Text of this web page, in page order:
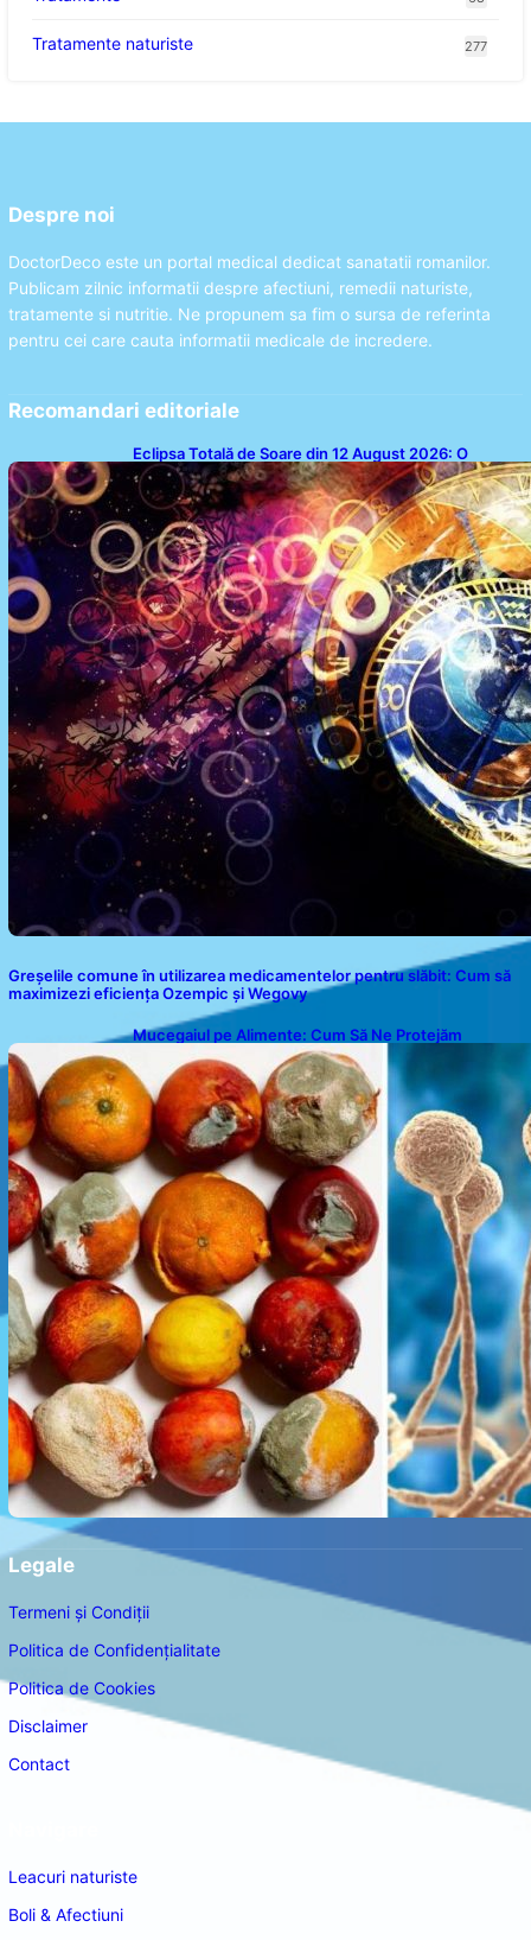
Tratamente naturiste 277
Despre noi
DoctorDeco este un portal medical dedicat sanatatii romanilor.
Publicam zilnic informatii despre afectiuni, remedii naturiste,
tratamente si nutritie. Ne propunem sa fim o sursa de referinta
pentru cei care cauta informatii medicale de incredere.
Recomandari editoriale
Eclipsa Totală de Soare din 12 August 2026: O
Analiză a Impactului asupra Trei Zodii și a Ciclului de
18 Ani
Greșelile comune în utilizarea medicamentelor pentru slăbit: Cum să
maximizezi eficiența Ozempic și Wegovy
Mucegaiul pe Alimente: Cum Să Ne Protejăm
Legale
Termeni și Condiții
Politica de Confidențialitate
Politica de Cookies
Disclaimer
Contact
Leacuri naturiste
Boli & Afectiuni